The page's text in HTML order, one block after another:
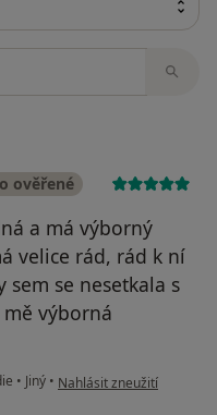
ověřené
a má výborný
velice rád, rád k ní
se nesetkala s
výborná
• Jiný • podle názoru uživatele
Nahlásit zneužití